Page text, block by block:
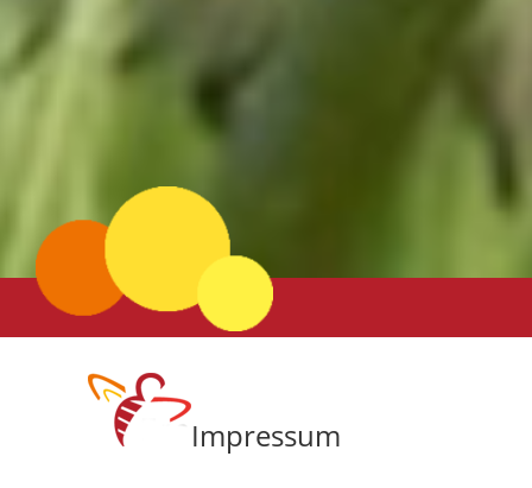
Impressum